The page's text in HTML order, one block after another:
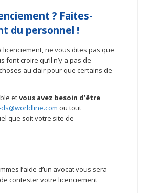
? Faites-
du personnel !
ne vous dites pas que
croire qu’il n’y a pas de
au clair pour que certains de
etvous avez besoin d’être
ou tout
que soit votre site de
l’aide d’un avocat vous sera
contester votre licenciement